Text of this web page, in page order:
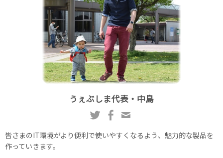
うぇぶしま代表・中島
皆さまのIT環境がより便利で使いやすくなるよう、魅力的な製品を
作っていきます。